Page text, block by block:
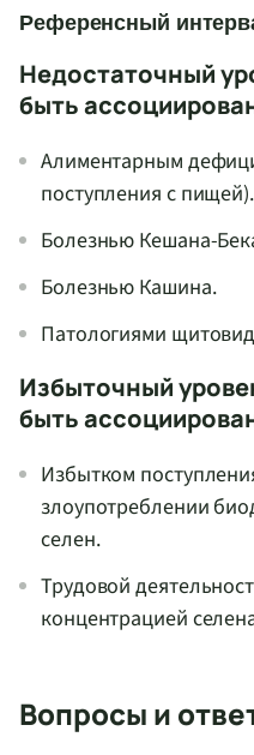
Референсный
Недостаточный
быть
Алиментарным
поступления с пищей).
Болезнью Кешана-
Болезнью Кашина.
Патологиями
Избыточный
быть
Избытком
злоупотреблении
селен.
Трудовой
концентрацией
Вопросы и